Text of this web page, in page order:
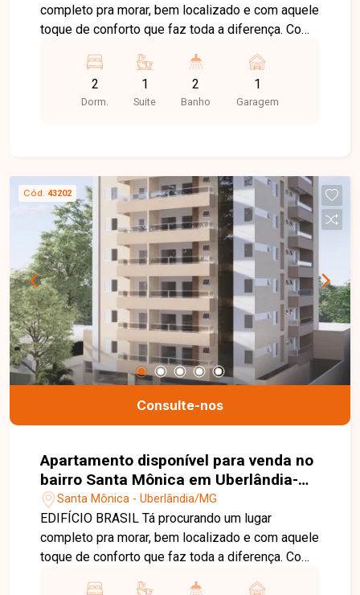
completo pra morar, bem localizado e com aquele
toque de conforto que faz toda a diferença. Com
uma planta inteligente e bem distribuída, com
metragens que vão de 58,55m² a 145m²,
garantindo espaço e conforto em cada detalhe.
perfeito para receber amigos ou relaxar com a
família. Tudo isso numa localização estratégica,
com fácil acesso a tudo que você precisa:
comércio, serviços, transporte e educação.
Nossa equipe está pronta para tirar suas dúvidas
e te acompanhar em cada etapa do processo.
Fale conosco pelo telefone ou WhatsApp: (34)
3230-9914, ou, se preferir, venha até uma de
nossas unidades e converse pessoalmente com
um dos nossos consultores. Estamos aqui para
te ajudar a encontrar o imóvel ideal!
2
Dorm.
1
Suite
2
Banho
1
Garagem
Cód. 43202
Consulte-nos
Apartamento disponível para venda no
bairro Santa Mônica em Uberlândia-
MGSanta Mônica - Uberlândia/MG
EDIFÍCIO BRASIL Tá procurando um lugar
completo pra morar, bem localizado e com aquele
toque de conforto que faz toda a diferença. Com